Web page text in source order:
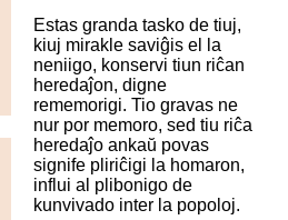
Estas granda tasko de tiuj,
kiuj mirakle saviĝis el la
neniigo, konservi tiun riĉan
heredaĵon, digne
rememorigi. Tio gravas ne
nur por memoro, sed tiu riĉa
heredaĵo ankaŭ povas
signife pliriĉigi la homaron,
influi al plibonigo de
kunvivado inter la popoloj.